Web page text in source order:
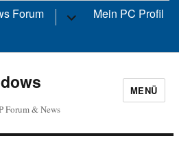
Forum Untermenü
anzeigen
Mein PC Profil
Forum & News
MENÜ